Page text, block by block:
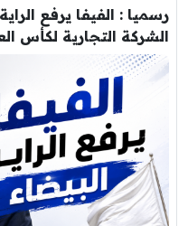
رسميا : الفيفا يرفع
الشركة التجارية لكأس